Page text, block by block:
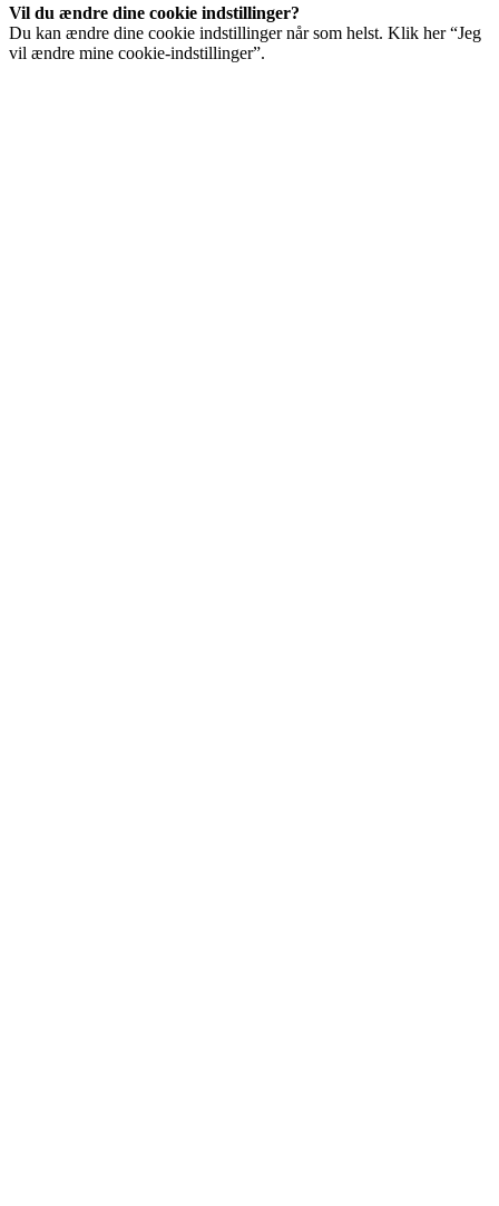
Vil du ændre dine cookie indstillinger?
Du kan ændre dine cookie indstillinger når som helst. Klik her “Jeg
vil ændre mine cookie-indstillinger”.